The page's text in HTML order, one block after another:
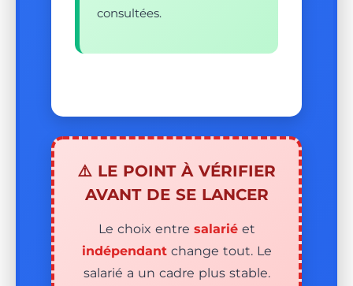
consultées.
⚠️ LE POINT À VÉRIFIER
AVANT DE SE LANCER
Le choix entre salariéet
indépendantchange tout. Le
salarié a un cadre plus stable.